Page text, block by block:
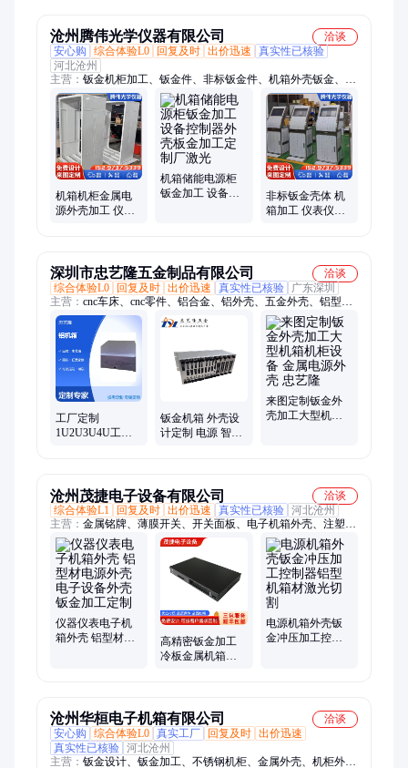
沧州腾伟光学仪器有限公司
洽谈
安心购
综合体验L0 回复及时 出价迅速
真实性已核验
河北沧州
主营： 钣金机柜加工、钣金件、非标钣金件、机箱外壳钣金、钣
金机箱加工、机箱机柜外壳加工、钣金机箱机柜、定制机箱机柜
外壳、异形机箱机柜、各种设备外壳、钣金外壳制作、机箱钣金
加工、设备仪器外壳、不锈钢钣金外壳、电子机箱、新能源钣金
外壳、不锈钢钣金件、钣金加工、钣金加工制作、金属钣金加
工、不锈钢设备机柜、不锈钢配电柜、电子机柜钣金加工、机柜
钣金制作、充电桩钣金
机箱机柜金属电
源外壳加工 仪器
机箱储能电源柜
钣金加工 设备控
非标钣金壳体 机
箱加工 仪表仪器
深圳市忠艺隆五金制品有限公司
洽谈
综合体验L0
回复及时 出价迅速 真实性已核验
广东深圳
主营： cnc车床、cnc零件、铝合金、铝外壳、五金外壳、铝型材
外壳、显示器外壳、工控机箱、铝机箱、钣金件外壳、机箱机
柜、cnc铝板、精密五金、铝材冲压件、腔体加工、铝型材壳
体、壳体加工、cnc加工件、钣金加工、钣金加工厂、散热器、
钣金零件加工、铝壳、钣金折弯加工、散热器厂家
工厂定制
1U2U3U4U工控
钣金机箱 外壳设
计定制 电源 智能
来图定制钣金外
壳加工大型机箱
沧州茂捷电子设备有限公司
洽谈
综合体验L1
回复及时 出价迅速 真实性已核验 河北沧州
主营： 金属铭牌、薄膜开关、开关面板、电子机箱外壳、注塑塑
料外壳、仪器外壳、触摸按键面贴、按键控制面贴、开模电子仪
表、电饭煲控制面板、不干胶面贴开关、亚克力定制面贴、电镀
膜工艺、金属铭牌定制、pc触摸按键贴膜、pc面贴薄膜按键面
板、pc夜光面贴定制、不干胶面贴定制、pc薄膜面贴、pc银浆控
制面板
仪器仪表电子机
箱外壳 铝型材电
高精密钣金加工
冷板金属机箱外
电源机箱外壳钣
金冲压加工控制
沧州华桓电子机箱有限公司
洽谈
安心购
综合体验L0 真实工厂 回复及时 出价迅速
真实性已核验 河北沧州
主营： 钣金设计、钣金加工、不锈钢机柜、金属外壳、机柜外